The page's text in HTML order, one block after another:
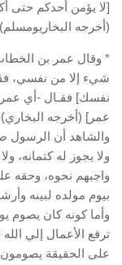
[لا يؤمن أحدكم حتى
(أخرجه البخاريومسلم)
* وقال عمر بن
شيء إلا من نفسي،
نفسك] فقـال -أي
عمر] (أخرجه
والشاهد أن الرسول
ولا يجوز له
واجبهم نحوه، وحقه
بيوم مولده لبينه
وأما كونه كان يصوم
ترفع الأعمال إلي
على الحقيقة يصومون